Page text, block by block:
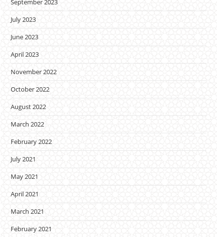
September 2023
July 2023
June 2023
April 2023
November 2022
October 2022
August 2022
March 2022
February 2022
July 2021
May 2021
April 2021
March 2021
February 2021